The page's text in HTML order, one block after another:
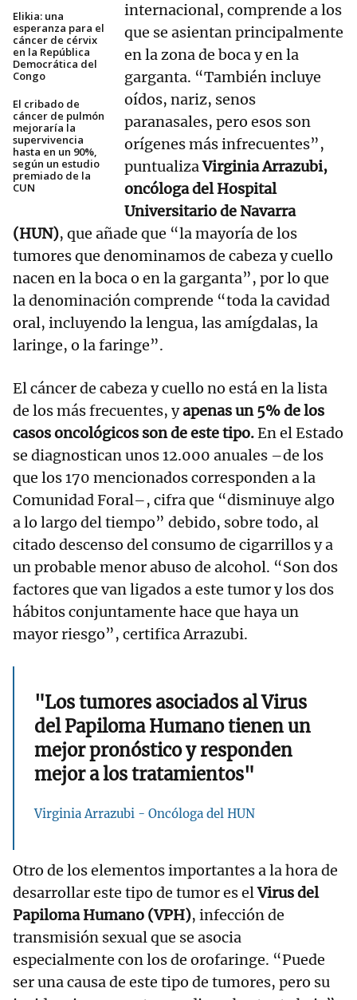
Elikia: una
esperanza para el
cáncer de cérvix
en la República
Democrática del
Congo
El cribado de
cáncer de pulmón
mejoraría la
supervivencia
hasta en un 90%,
según un estudio
premiado de la
CUN
internacional, comprende a los
que se asientan principalmente
en la zona de boca y en la
garganta. “También incluye
oídos, nariz, senos
paranasales, pero esos son
orígenes más infrecuentes”,
puntualizaVirginia Arrazubi,
oncóloga del Hospital
Universitario de Navarra
(HUN), que añade que “la mayoría de los
tumores que denominamos de cabeza y cuello
nacen en la boca o en la garganta”, por lo que
la denominación comprende “toda la cavidad
oral, incluyendo la lengua, las amígdalas, la
laringe, o la faringe”.
El cáncer de cabeza y cuello no está en la lista
de los más frecuentes, yapenas un 5% de los
casos oncológicos son de este tipo.En el Estado
se diagnostican unos 12.000 anuales –de los
que los 170 mencionados corresponden a la
Comunidad Foral–, cifra que “disminuye algo
a lo largo del tiempo” debido, sobre todo, al
citado descenso del consumo de cigarrillos y a
un probable menor abuso de alcohol. “Son dos
factores que van ligados a este tumor y los dos
hábitos conjuntamente hace que haya un
mayor riesgo”, certifica Arrazubi.
"Los tumores asociados al Virus
del Papiloma Humano tienen un
mejor pronóstico y responden
mejor a los tratamientos"
Virginia Arrazubi - Oncóloga del HUN
Otro de los elementos importantes a la hora de
desarrollar este tipo de tumor es elVirus del
Papiloma Humano (VPH), infección de
transmisión sexual que se asocia
especialmente con los de orofaringe. “Puede
ser una causa de este tipo de tumores, pero su